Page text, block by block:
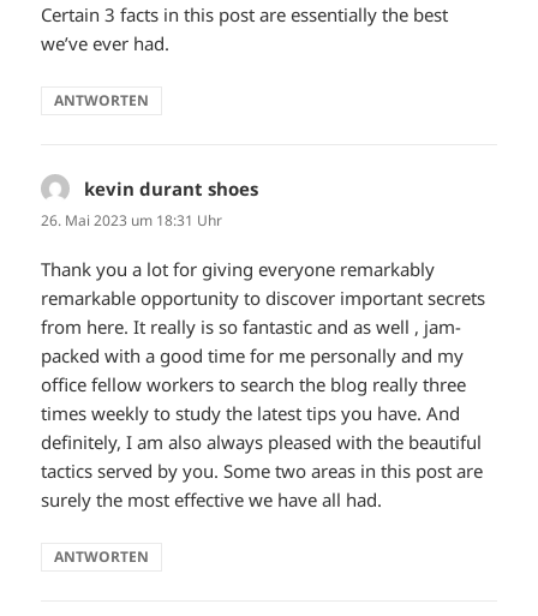
Certain 3 facts in this post are essentially the best
we’ve ever had.
ANTWORTEN
kevin durant shoes
26. Mai 2023 um 18:31 Uhr
Thank you a lot for giving everyone remarkably
remarkable opportunity to discover important secrets
from here. It really is so fantastic and as well , jam-
packed with a good time for me personally and my
office fellow workers to search the blog really three
times weekly to study the latest tips you have. And
definitely, I am also always pleased with the beautiful
tactics served by you. Some two areas in this post are
surely the most effective we have all had.
ANTWORTEN